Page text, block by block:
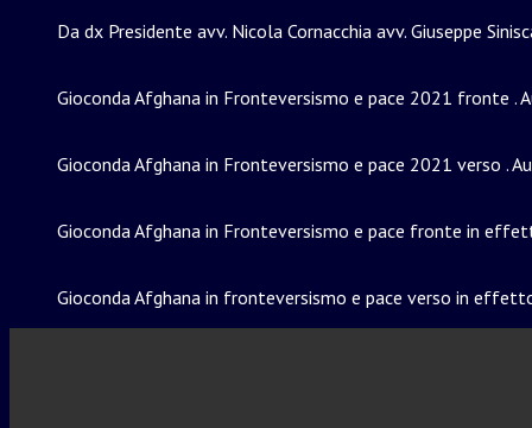
Da dx Presidente avv. Nicola Cornacchia avv. Giuseppe
Gioconda Afghana in Fronteversismo e pace 2021 fronte .
Gioconda Afghana in Fronteversismo e pace 2021 verso .
Gioconda Afghana in Fronteversismo e pace fronte in
Gioconda Afghana in fronteversismo e pace verso in